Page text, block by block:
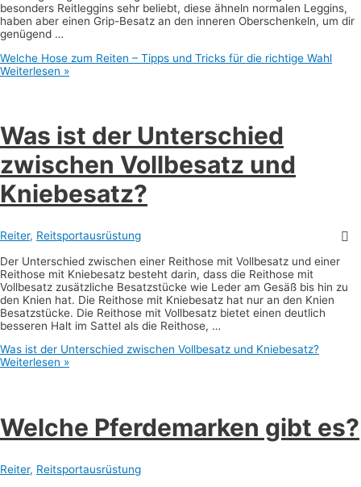
besonders Reitleggins sehr beliebt, diese ähneln normalen Leggins,
haben aber einen Grip-Besatz an den inneren Oberschenkeln, um dir
genügend …
Welche Hose zum Reiten – Tipps und Tricks für die richtige Wahl
Weiterlesen »
Was ist der Unterschied
zwischen Vollbesatz und
Kniebesatz?
Reiter, Reitsportausrüstung
Der Unterschied zwischen einer Reithose mit Vollbesatz und einer
Reithose mit Kniebesatz besteht darin, dass die Reithose mit
Vollbesatz zusätzliche Besatzstücke wie Leder am Gesäß bis hin zu
den Knien hat. Die Reithose mit Kniebesatz hat nur an den Knien
Besatzstücke. Die Reithose mit Vollbesatz bietet einen deutlich
besseren Halt im Sattel als die Reithose, …
Was ist der Unterschied zwischen Vollbesatz und Kniebesatz?
Weiterlesen »
Welche Pferdemarken gibt es?
Reiter, Reitsportausrüstung